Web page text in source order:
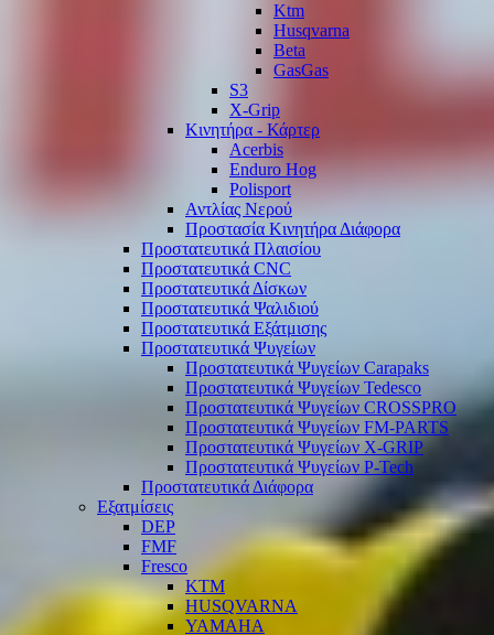
Ktm
Husqvarna
Beta
GasGas
S3
X-Grip
Κινητήρα - Κάρτερ
Acerbis
Enduro Hog
Polisport
Αντλίας Νερού
Προστασία Κινητήρα Διάφορα
Προστατευτικά Πλαισίου
Προστατευτικά CNC
Προστατευτικά Δίσκων
Προστατευτικά Ψαλιδιού
Προστατευτικά Εξάτμισης
Προστατευτικά Ψυγείων
Προστατευτικά Ψυγείων Carapaks
Προστατευτικά Ψυγείων Tedesco
Προστατευτικά Ψυγείων CROSSPRO
Προστατευτικά Ψυγείων FM-PARTS
Προστατευτικά Ψυγείων X-GRIP
Προστατευτικά Ψυγείων P-Tech
Προστατευτικά Διάφορα
Εξατμίσεις
DEP
FMF
Fresco
KTM
HUSQVARNA
YAMAHA